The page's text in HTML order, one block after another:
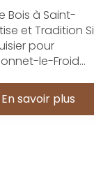
Bois à Saint-
et Tradition Si
pour
le-Froid...
En savoir plus